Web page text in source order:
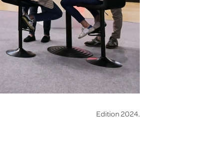
Edition 2024.